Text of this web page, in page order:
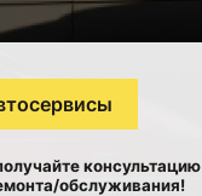
консультацию
обслуживания!